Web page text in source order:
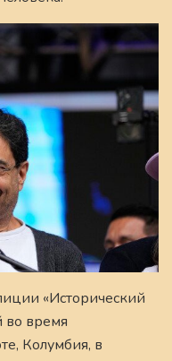
«Исторический
во время
Колумбия, в